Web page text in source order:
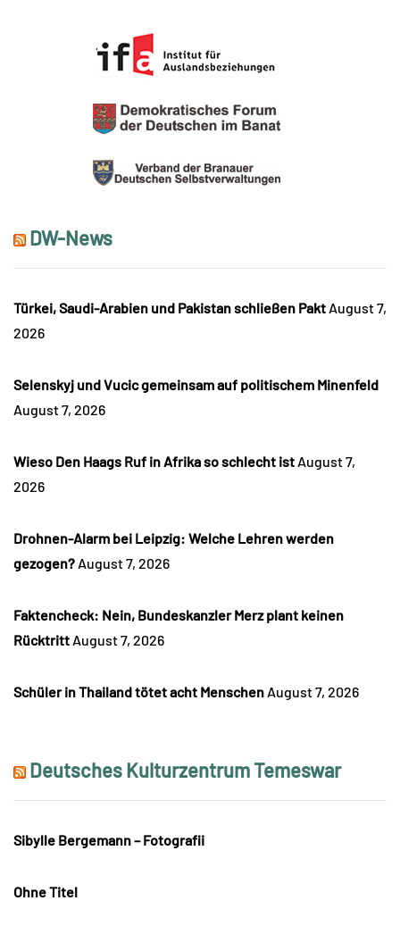
DW-News
Türkei, Saudi-Arabien und Pakistan schließen Pakt August 7,
2026
Selenskyj und Vucic gemeinsam auf politischem Minenfeld
August 7, 2026
Wieso Den Haags Ruf in Afrika so schlecht ist August 7,
2026
Drohnen-Alarm bei Leipzig: Welche Lehren werden
gezogen? August 7, 2026
Faktencheck: Nein, Bundeskanzler Merz plant keinen
Rücktritt August 7, 2026
Schüler in Thailand tötet acht Menschen August 7, 2026
Deutsches Kulturzentrum Temeswar
Sibylle Bergemann – Fotografii
Ohne Titel